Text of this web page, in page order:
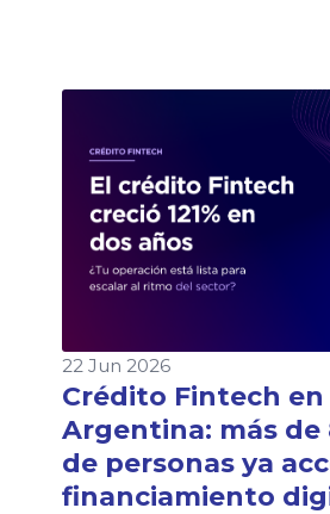
rápida desde esta página o
también en nuestra Wiki,
encontrarán siempre la
22 Jun 2026
Crédito Fintech en
Argentina: más de
de personas ya
financiamiento